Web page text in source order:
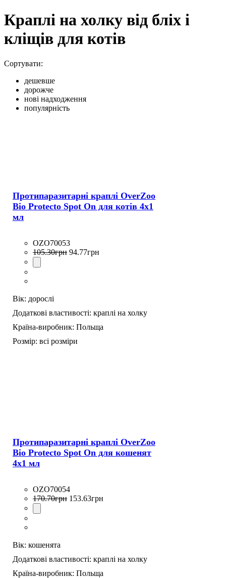
Краплі на холку від бліх і
кліщів для котів
Сортувати:
дешевше
дорожче
нові надходження
популярність
Протипаразитарні краплі OverZoo
Bio Protecto Spot On для котів 4x1
мл
OZO70053
105.30грн 94.77грн
Вік: дорослі
Додаткові властивості: краплі на холку
Країна-виробник: Польща
Розмір: всі розміри
Протипаразитарні краплі OverZoo
Bio Protecto Spot On для кошенят
4x1 мл
OZO70054
170.70грн 153.63грн
Вік: кошенята
Додаткові властивості: краплі на холку
Країна-виробник: Польща